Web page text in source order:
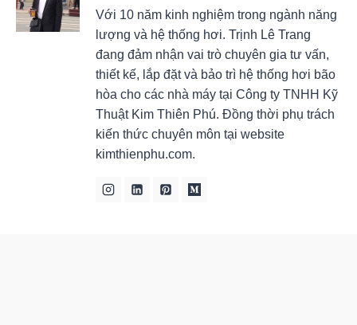
Với 10 năm kinh nghiệm trong ngành năng
lượng và hệ thống hơi. Trịnh Lê Trang
đang đảm nhận vai trò chuyên gia tư vấn,
thiết kế, lắp đặt và bảo trì hệ thống hơi bão
hòa cho các nhà máy tại Công ty TNHH Kỹ
Thuật Kim Thiên Phú. Đồng thời phụ trách
kiến thức chuyên môn tại website
kimthienphu.com.